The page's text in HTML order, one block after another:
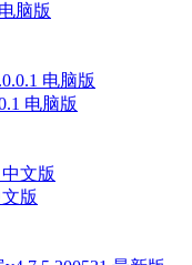
脑版
电脑版
版